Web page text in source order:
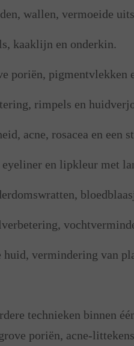
wallen, vermoeide
kaaklijn en onderkin.
pigmentvlekken
rimpels en
acne, rosacea en een
en lipkleur met
vermindering van
technieken binnen
poriën, acne-